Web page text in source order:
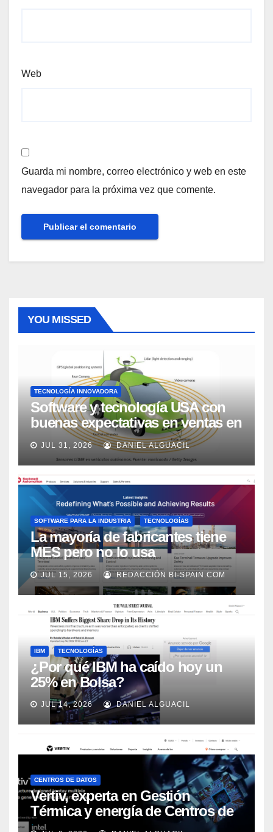
Web
Guarda mi nombre, correo electrónico y web en este
navegador para la próxima vez que comente.
YOU MISSED
TECNOLOGÍA INNOVADORA
Software y tecnología USA con
buenas expectativas en ventas en
los próximos 2 años, según
Market Watch
JUL 31, 2026 DANIEL ALGUACIL
SOFTWARE PARA LA INDUSTRIA TECNOLOGÍAS
La mayoría de fabricantes tiene
MES pero no lo usa
adecuadamente, según Rockwell
Automation
JUL 15, 2026 REDACCIÓN BI-SPAIN.COM
IBM TECNOLOGÍAS
¿Por qué IBM ha caído hoy un
25% en Bolsa?
JUL 14, 2026 DANIEL ALGUACIL
CENTROS DE DATOS
Vertiv, experta en Gestión
Térmica y energía de Centros de
Datos, sigue su crecimiento